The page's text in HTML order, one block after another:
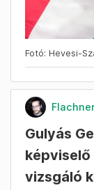
Fotó: Hevesi-
Gulyás
képviselő
vizsgáló